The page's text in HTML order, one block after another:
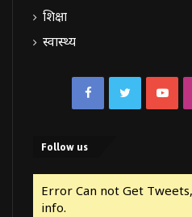
शिक्षा
स्वास्थ्य
FacebookTwitter
Follow us
Error Can not Get
info.